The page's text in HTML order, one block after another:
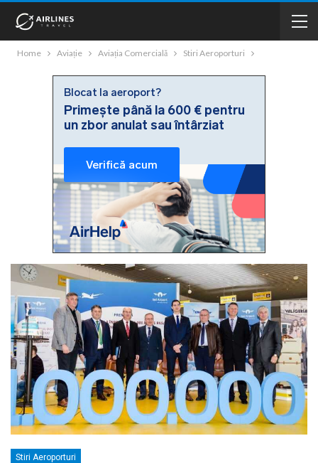
Home Aviație Aviația Comercială Stiri Aeroporturi
Stiri Aeroporturi